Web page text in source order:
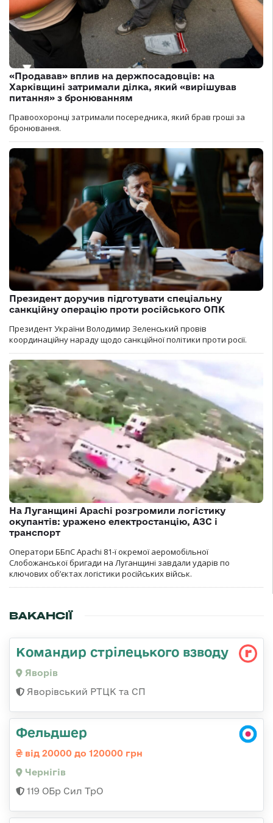
«Продавав» вплив на держпосадовців: на
Харківщині затримали ділка, який «вирішував
питання» з бронюванням
Правоохоронці затримали посередника, який брав гроші за
бронювання.
Президент доручив підготувати спеціальну
санкційну операцію проти російського ОПК
Президент України Володимир Зеленський провів
координаційну нараду щодо санкційної політики проти росії.
На Луганщині Apachi розгромили логістику
окупантів: уражено електростанцію, АЗС і
транспорт
Оператори ББпС Apachi 81-ї окремої аеромобільної
Слобожанської бригади на Луганщині завдали ударів по
ключових об’єктах логістики російських військ.
ВАКАНСІЇ
Командир стрілецького взводу
Яворів
Яворівський РТЦК та СП
Фельдшер
від 20000 до 120000 грн
Чернігів
119 ОБр Сил ТрО